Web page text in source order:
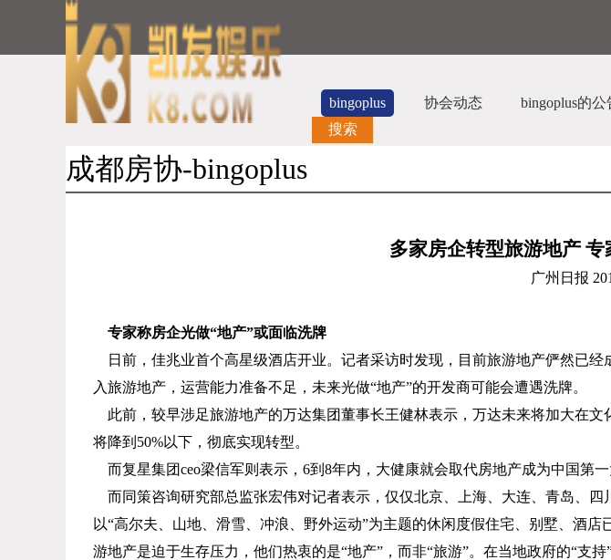
bingoplus 协会动态 bingoplus的公
搜索
成都房协-bingoplus
多家房企转型旅游地产 专
广州日报
专家称房企光做“地产”或面临洗牌
日前，佳兆业首个高星级酒店开业。记者采访时发现，目前旅游地产俨然已
入旅游地产，运营能力准备不足，未来光做“地产”的开发商可能会遭遇洗牌。
此前，较早涉足旅游地产的万达集团董事长王健林表示，万达未来将加大在文
将降到 50%以下，彻底实现转型。
而复星集团ceo梁信军则表示， 6到 8年内，大健康就会取代房地产成为中国第一
而同策咨询研究部总监张宏伟对记者表示，仅仅北京、上海、大连、青岛、
以“高尔夫、山地、滑雪、冲浪、野外运动”为主题的休闲度假住宅、别墅、酒
游地产是迫于生存压力，他们热衷的是“地产”，而非“旅游”。在当地政府的“支